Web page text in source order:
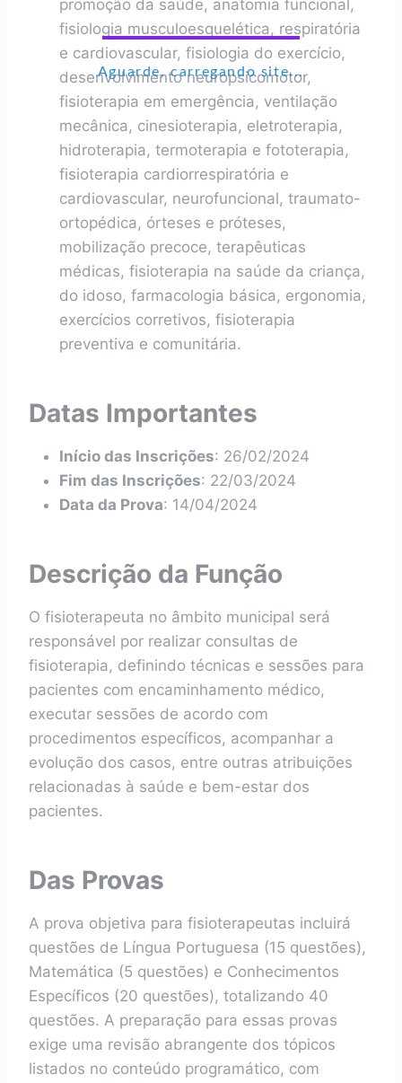
Aguarde, carregando site...
promoção da saúde, anatomia funcional,
fisiologia musculoesquelética, respiratória
e cardiovascular, fisiologia do exercício,
desenvolvimento neuropsicomotor,
fisioterapia em emergência, ventilação
mecânica, cinesioterapia, eletroterapia,
hidroterapia, termoterapia e fototerapia,
fisioterapia cardiorrespiratória e
cardiovascular, neurofuncional, traumato-
ortopédica, órteses e próteses,
mobilização precoce, terapêuticas
médicas, fisioterapia na saúde da criança,
do idoso, farmacologia básica, ergonomia,
exercícios corretivos, fisioterapia
preventiva e comunitária.
Datas Importantes
Início das Inscrições: 26/02/2024
Fim das Inscrições: 22/03/2024
Data da Prova: 14/04/2024
Descrição da Função
O fisioterapeuta no âmbito municipal será
responsável por realizar consultas de
fisioterapia, definindo técnicas e sessões para
pacientes com encaminhamento médico,
executar sessões de acordo com
procedimentos específicos, acompanhar a
evolução dos casos, entre outras atribuições
relacionadas à saúde e bem-estar dos
pacientes.
Das Provas
A prova objetiva para fisioterapeutas incluirá
questões de Língua Portuguesa (15 questões),
Matemática (5 questões) e Conhecimentos
Específicos (20 questões), totalizando 40
questões. A preparação para essas provas
exige uma revisão abrangente dos tópicos
listados no conteúdo programático, com